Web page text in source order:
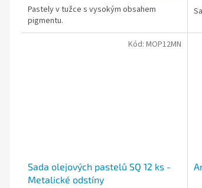
Pastely v tužce s vysokým obsahem
pigmentu.
Sada olejových pastelů SQ 12 ks -
Metalické odstíny
Kód: MOP12MN